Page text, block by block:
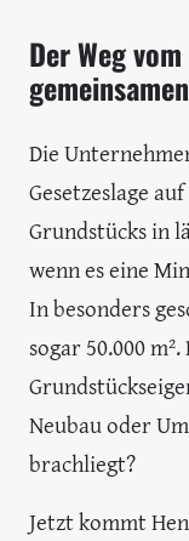
Der Weg
Die
Gesetzeslage
Grundstücks in
wenn es eine
In besonders
sogar 50.000
Neubau oder
brachliegt?
Jetzt kommt